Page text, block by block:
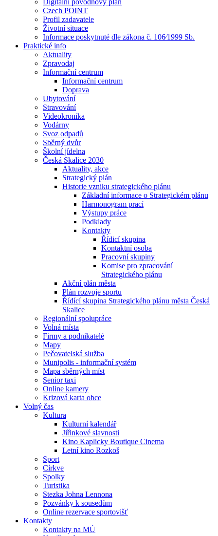
Digitální povodňový plán
Czech POINT
Profil zadavatele
Životní situace
Informace poskytnuté dle zákona č. 106⁄1999 Sb.
Praktické info
Aktuality
Zpravodaj
Informační centrum
Informační centrum
Doprava
Ubytování
Stravování
Videokronika
Vodárny
Svoz odpadů
Sběrný dvůr
Školní jídelna
Česká Skalice 2030
Aktuality, akce
Strategický plán
Historie vzniku strategického plánu
Základní informace o Strategickém plánu
Harmonogram prací
Výstupy práce
Podklady
Kontakty
Řídicí skupina
Kontaktní osoba
Pracovní skupiny
Komise pro zpracování
Strategického plánu
Akční plán města
Plán rozvoje sportu
Řídící skupina Strategického plánu města Česká
Skalice
Regionální spolupráce
Volná místa
Firmy a podnikatelé
Mapy
Pečovatelská služba
Munipolis - informační systém
Mapa sběrných míst
Senior taxi
Online kamery
Krizová karta obce
Volný čas
Kultura
Kulturní kalendář
Jiřinkové slavnosti
Kino Kaplicky Boutique Cinema
Letní kino Rozkoš
Sport
Církve
Spolky
Turistika
Stezka Johna Lennona
Pozvánky k sousedům
Online rezervace sportovišť
Kontakty
Kontakty na MÚ